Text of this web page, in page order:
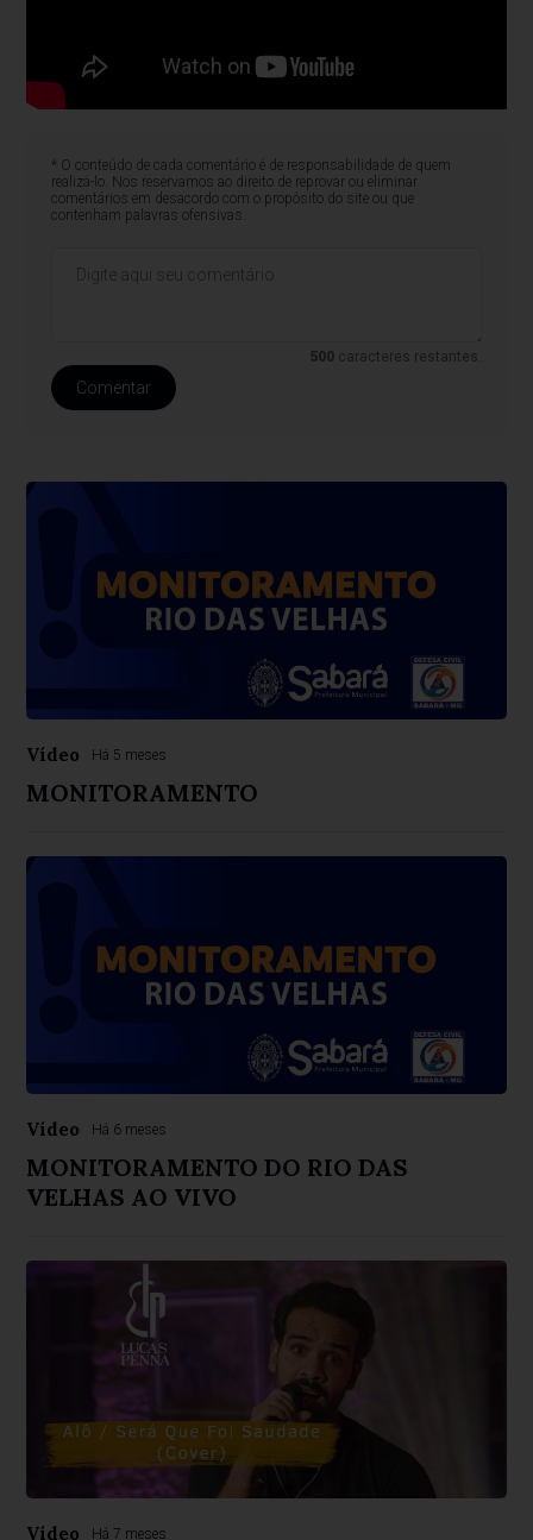
* O conteúdo de cada comentário é de responsabilidade de quem
realizá-lo. Nos reservamos ao direito de reprovar ou eliminar
comentários em desacordo com o propósito do site ou que
contenham palavras ofensivas.
500 caracteres restantes.
Comentar
Vídeo Há 5 meses
MONITORAMENTO
Vídeo Há 6 meses
MONITORAMENTO DO RIO DAS
VELHAS AO VIVO
Vídeo Há 7 meses